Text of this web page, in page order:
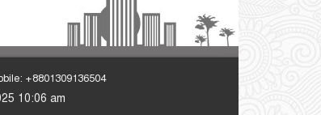
+8801309136504
10:06 am